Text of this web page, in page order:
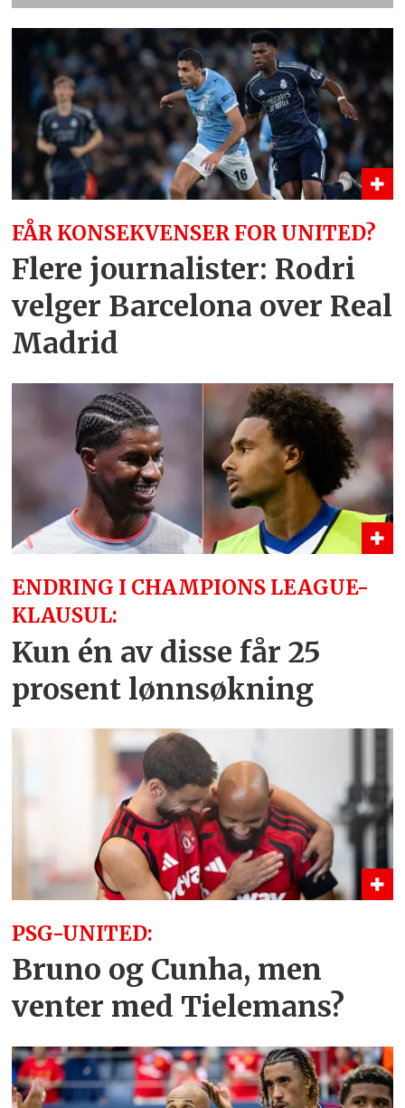
FÅR KONSEKVENSER FOR UNITED?
Flere journalister: Rodri
velger Barcelona over Real
Madrid
ENDRING I CHAMPIONS LEAGUE-
KLAUSUL:
Kun én av disse får 25
prosent lønnsøkning
PSG-UNITED:
Bruno og Cunha, men
venter med Tielemans?